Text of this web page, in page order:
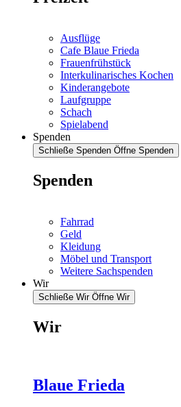
Ausflüge
Cafe Blaue Frieda
Frauenfrühstück
Interkulinarisches Kochen
Kinderangebote
Laufgruppe
Schach
Spielabend
Spenden
Schließe Spenden Öffne Spenden
Spenden
Fahrrad
Geld
Kleidung
Möbel und Transport
Weitere Sachspenden
Wir
Schließe Wir Öffne Wir
Wir
Blaue Frieda